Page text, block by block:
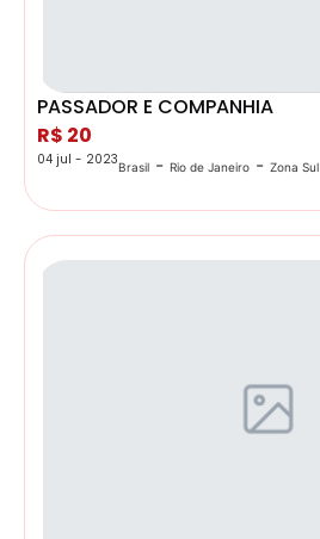
PASSADOR E COMPANHIA
R$ 20
04 jul - 2023Brasil - Rio de Janeiro - Zona Sul